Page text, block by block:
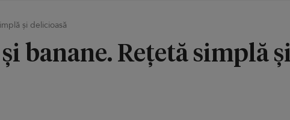
și delicioasă
banane. Rețetă simplă și